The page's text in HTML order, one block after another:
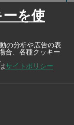
ない場合
を使
の分析や広告の表
合、各種クッキー
サイトポリシー